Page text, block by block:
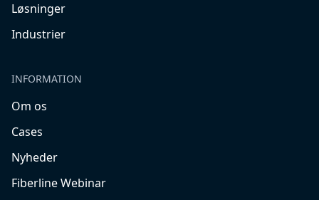
Løsninger
Industrier
INFORMATION
Om os
Cases
Nyheder
Fiberline Webinar